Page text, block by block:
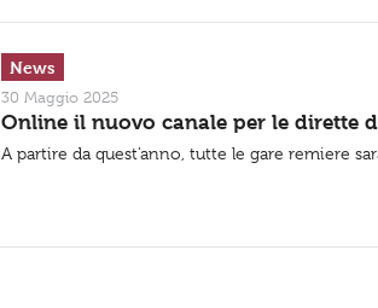
News
30 Maggio 2025
Online il nuovo canale per le dirette
A partire da quest'anno, tutte le gare remiere